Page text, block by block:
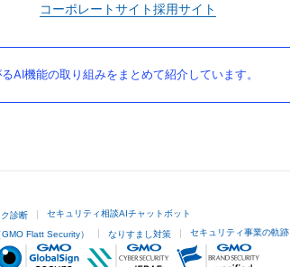
コーポレートサイト採用サイト
AI機能の取り組みをまとめて紹介しています。
診断 セキュリティ相談AIチャットボット
Flatt Security） なりすまし対策 セキュリティ事業の軌跡